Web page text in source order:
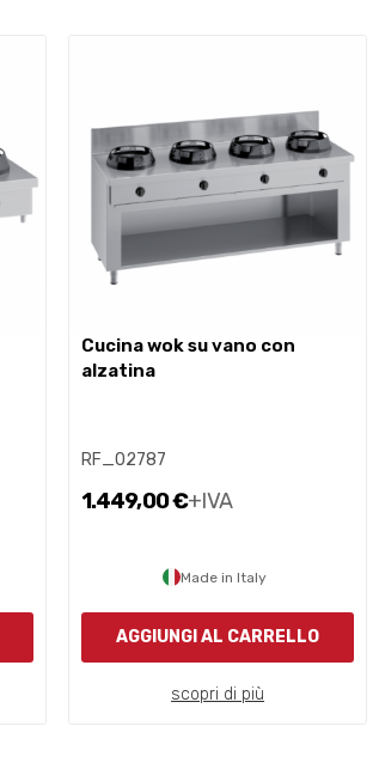
cucina wok su vano con
alzatina
RF_02787
1.449,00 €+IVA
Made in Italy
AGGIUNGI AL CARRELLO
scopri di più